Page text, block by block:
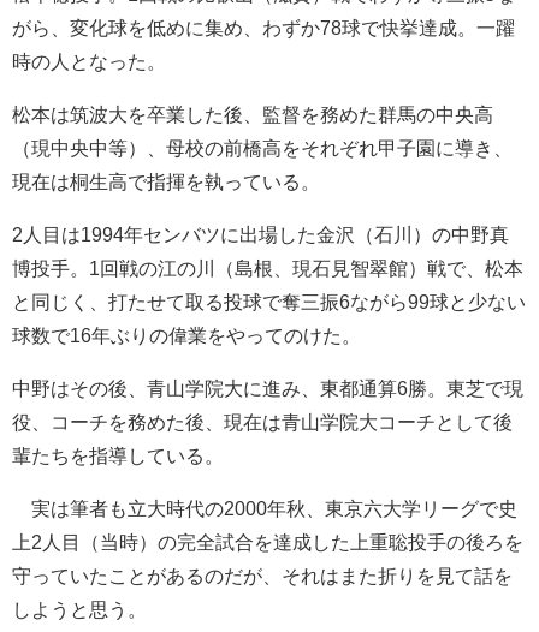
がら、変化球を低めに集め、わずか78球で快挙達成。一躍
時の人となった。
松本は筑波大を卒業した後、監督を務めた群馬の中央高
（現中央中等）、母校の前橋高をそれぞれ甲子園に導き、
現在は桐生高で指揮を執っている。
2人目は1994年センバツに出場した金沢（石川）の中野真
博投手。1回戦の江の川（島根、現石見智翠館）戦で、松本
と同じく、打たせて取る投球で奪三振6ながら99球と少ない
球数で16年ぶりの偉業をやってのけた。
中野はその後、青山学院大に進み、東都通算6勝。東芝で現
役、コーチを務めた後、現在は青山学院大コーチとして後
輩たちを指導している。
実は筆者も立大時代の2000年秋、東京六大学リーグで史
上2人目（当時）の完全試合を達成した上重聡投手の後ろを
守っていたことがあるのだが、それはまた折りを見て話を
しようと思う。